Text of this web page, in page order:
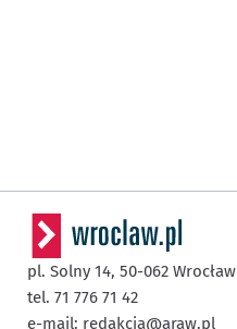
pl. Solny 14, 50-062 Wrocław
tel. 71 776 71 42
e-mail: redakcja@araw.pl